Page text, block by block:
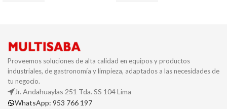
Proveemos soluciones de alta calidad en equipos y productos
industriales, de gastronomía y limpieza, adaptados a las necesidades de
tu negocio.
Jr. Andahuaylas 251 Tda. SS 104 Lima
WhatsApp: 953 766 197